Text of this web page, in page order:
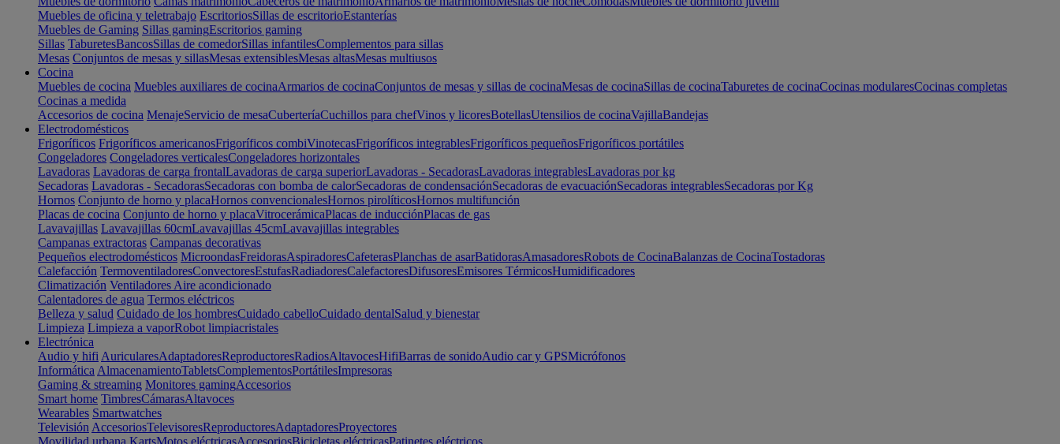
Muebles de oficina y teletrabajo EscritoriosSillas de escritorioEstanterías
Muebles de Gaming Sillas gamingEscritorios gaming
Sillas TaburetesBancosSillas de comedorSillas infantilesComplementos para sillas
Mesas Conjuntos de mesas y sillasMesas extensiblesMesas altasMesas multiusos
Cocina
Muebles de cocina Muebles auxiliares de cocinaArmarios de cocinaConjuntos de mesas y sillas de cocinaMesas de cocinaSillas de cocinaTaburetes de cocinaCocinas modularesCocinas completas
Cocinas a medida
Accesorios de cocina MenajeServicio de mesaCuberteríaCuchillos para chefVinos y licoresBotellasUtensilios de cocinaVajillaBandejas
Electrodomésticos
Frigoríficos Frigoríficos americanosFrigoríficos combiVinotecasFrigoríficos integrablesFrigoríficos pequeñosFrigoríficos portátiles
Congeladores Congeladores verticalesCongeladores horizontales
Lavadoras Lavadoras de carga frontalLavadoras de carga superiorLavadoras - SecadorasLavadoras integrablesLavadoras por kg
Secadoras Lavadoras - SecadorasSecadoras con bomba de calorSecadoras de condensaciónSecadoras de evacuaciónSecadoras integrablesSecadoras por Kg
Hornos Conjunto de horno y placaHornos convencionalesHornos pirolíticosHornos multifunción
Placas de cocina Conjunto de horno y placaVitrocerámicaPlacas de inducciónPlacas de gas
Lavavajillas Lavavajillas 60cmLavavajillas 45cmLavavajillas integrables
Campanas extractoras Campanas decorativas
Pequeños electrodomésticos MicroondasFreidorasAspiradoresCafeterasPlanchas de asarBatidorasAmasadoresRobots de CocinaBalanzas de CocinaTostadoras
Calefacción TermoventiladoresConvectoresEstufasRadiadoresCalefactoresDifusoresEmisores TérmicosHumidificadores
Climatización Ventiladores Aire acondicionado
Calentadores de agua Termos eléctricos
Belleza y salud Cuidado de los hombresCuidado cabelloCuidado dentalSalud y bienestar
Limpieza Limpieza a vaporRobot limpiacristales
Electrónica
Audio y hifi AuricularesAdaptadoresReproductoresRadiosAltavocesHifiBarras de sonidoAudio car y GPSMicrófonos
Informática AlmacenamientoTabletsComplementosPortátilesImpresoras
Gaming & streaming Monitores gamingAccesorios
Smart home TimbresCámarasAltavoces
Wearables Smartwatches
Televisión AccesoriosTelevisoresReproductoresAdaptadoresProyectores
Movilidad urbana KartsMotos eléctricasAccesoriosBicicletas eléctricasPatinetes eléctricos